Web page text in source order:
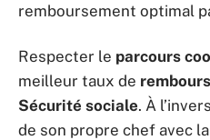
remboursement optimal
Respecter le parcours
meilleur taux de
Sécurité sociale. À
de son propre chef avec